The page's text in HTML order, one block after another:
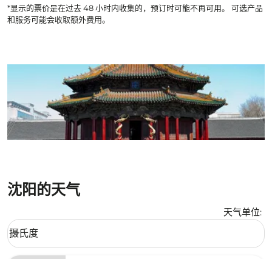
*显示的票价是在过去 48 小时内收集的，预订时可能不再可用。 可选产品
和服务可能会收取额外费用。
沈阳的天气
天气单位:
Weather unit option 摄氏度 Selected
摄氏度
keyboard_arrow_down